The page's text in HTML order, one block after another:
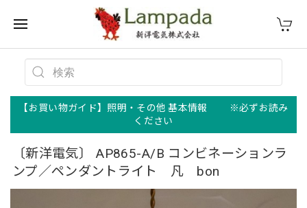
【お買い物ガイド】照明・その他 基本情報 ※必ずお読み
ください
〔新洋電気〕 AP865-A/B コンビネーションラ
ンプ／ペンダントライト 凡 bon